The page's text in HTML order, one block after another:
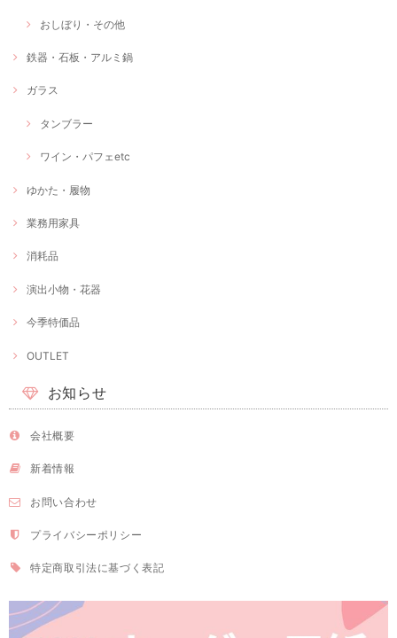
おしぼり・その他
鉄器・石板・アルミ鍋
ガラス
タンブラー
ワイン・パフェetc
ゆかた・履物
業務用家具
消耗品
演出小物・花器
今季特価品
OUTLET
お知らせ
会社概要
新着情報
お問い合わせ
プライバシーポリシー
特定商取引法に基づく表記